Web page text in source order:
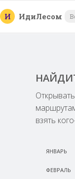
И ИдиЛесом
взять
ЯНВАРЬ
ФЕВРАЛЬ